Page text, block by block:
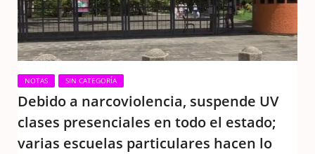
NOTAS SIN CATEGORÍA
Debido a narcoviolencia, suspende UV
clases presenciales en todo el estado;
varias escuelas particulares hacen lo